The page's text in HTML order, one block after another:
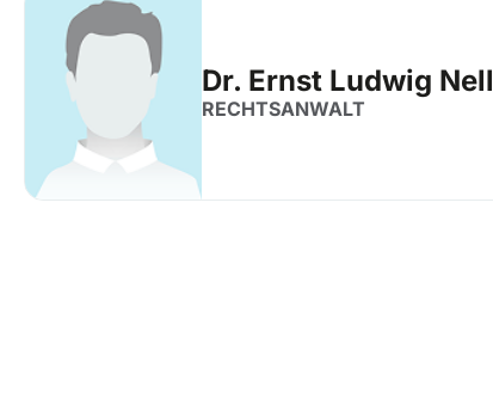
Dr. Ernst Ludwig Nell
RECHTSANWALT